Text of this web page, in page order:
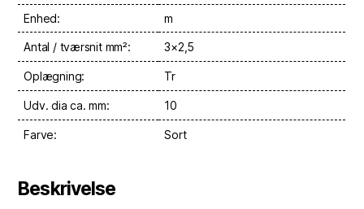
Enhed:
m
Antal / tværsnit mm²: 3×2,5
Oplægning: Tr
Udv. dia ca. mm: 10
Farve: Sort
Beskrivelse